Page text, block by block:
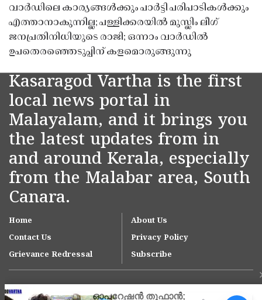
വാർഡിലെ കാര്യങ്ങൾക്കും പാർട്ടി പരിപാടികൾക്കും
എത്താനാകുന്നില്ല; പള്ളിക്കരയിൽ മുസ്ലിം ലീഗ്
ജനപ്രതിനിധിയുടെ രാജി; ഒന്നാം വാർഡിൽ
ഉപതെരഞ്ഞെടുപ്പിന് കളമൊരുങ്ങുന്നു
Kasaragod Vartha is the first
local news portal in
Malayalam, and it brings you
the latest updates from in
and around Kerala, especially
from the Malabar area, South
Canara.
Home
About Us
Contact Us
Privacy Policy
Grievance Redressal
Subscribe